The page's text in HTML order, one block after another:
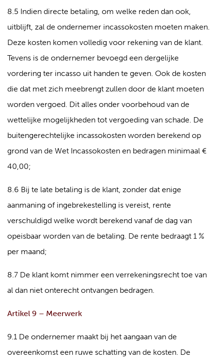
8.5 Indien directe betaling, om welke reden dan ook,
uitblijft, zal de ondernemer incassokosten moeten maken.
Deze kosten komen volledig voor rekening van de klant.
Tevens is de ondernemer bevoegd een dergelijke
vordering ter incasso uit handen te geven. Ook de kosten
die dat met zich meebrengt zullen door de klant moeten
worden vergoed. Dit alles onder voorbehoud van de
wettelijke mogelijkheden tot vergoeding van schade. De
buitengerechtelijke incassokosten worden berekend op
grond van de Wet Incassokosten en bedragen minimaal €
40,00;
8.6 Bij te late betaling is de klant, zonder dat enige
aanmaning of ingebrekestelling is vereist, rente
verschuldigd welke wordt berekend vanaf de dag van
opeisbaar worden van de betaling. De rente bedraagt 1 %
per maand;
8.7 De klant komt nimmer een verrekeningsrecht toe van
al dan niet onterecht ontvangen bedragen.
Artikel 9 – Meerwerk
9.1 De ondernemer maakt bij het aangaan van de
overeenkomst een ruwe schatting van de kosten. De